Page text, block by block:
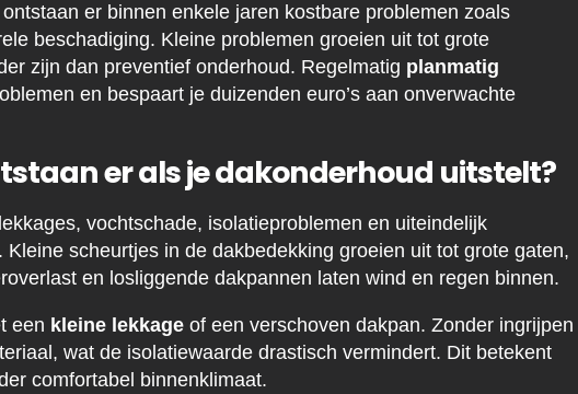
er binnen enkele jaren kostbare problemen zoals
beschadiging. Kleine problemen groeien uit tot grote
zijn dan preventief onderhoud. Regelmatig planmatig
en bespaart je duizenden euro’s aan onverwachte
er als je dakonderhoud uitstelt?
vochtschade, isolatieproblemen en uiteindelijk
scheurtjes in de dakbedekking groeien uit tot grote gaten,
en losliggende dakpannen laten wind en regen binnen.
een kleine lekkage of een verschoven dakpan. Zonder ingrijpen
wat de isolatiewaarde drastisch vermindert. Dit betekent
comfortabel binnenklimaat.